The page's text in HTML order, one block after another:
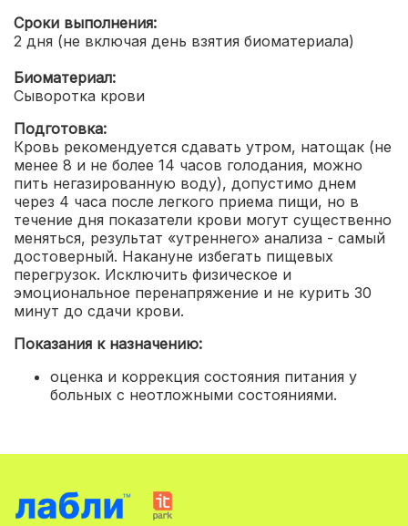
Сроки выполнения:
2 дня (не включая день взятия биоматериала)
Биоматериал:
Сыворотка крови
Подготовка:
Кровь рекомендуется сдавать утром, натощак (не
менее 8 и не более 14 часов голодания, можно
пить негазированную воду), допустимо днем
через 4 часа после легкого приема пищи, но в
течение дня показатели крови могут существенно
меняться, результат «утреннего» анализа - самый
достоверный. Накануне избегать пищевых
перегрузок. Исключить физическое и
эмоциональное перенапряжение и не курить 30
минут до сдачи крови.
Показания к назначению:
оценка и коррекция состояния питания у
больных с неотложными состояниями.